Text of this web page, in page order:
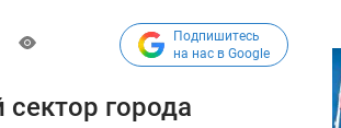
Подпишитесь
на нас в Google
города